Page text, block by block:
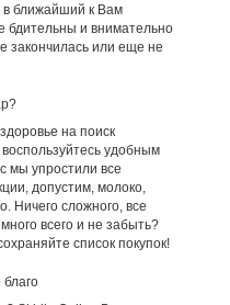
в ближайший к Вам
бдительны и внимательно
закончилась или еще не
на поиск
удобным
мы упростили все
допустим, молоко,
Ничего сложного, все
всего и не забыть?
список покупок!